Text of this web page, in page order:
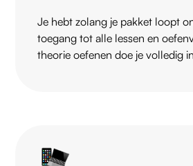
Je hebt zolang je pakket loopt
toegang tot alle lessen en
theorie oefenen doe je volledig